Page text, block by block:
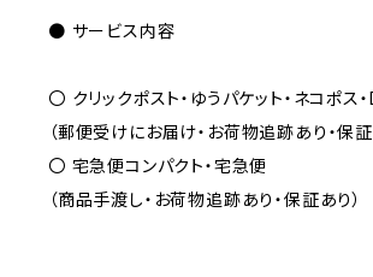
● サービス内容
〇 クリックポスト・ゆうパケット・ネコポス
（郵便受けにお届け・お荷物追跡あり・保証
〇 宅急便コンパクト・宅急便
（商品手渡し・お荷物追跡あり・保証あり）